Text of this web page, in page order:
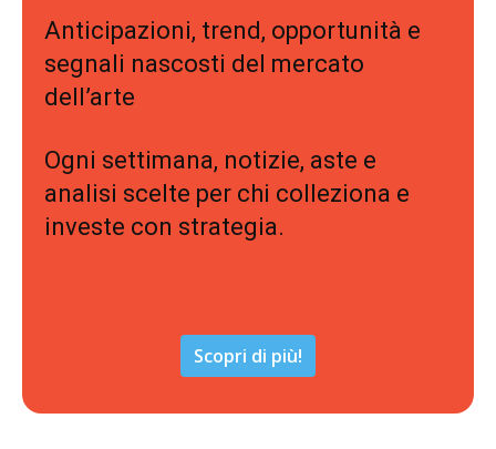
Anticipazioni, trend, opportunità e
segnali nascosti del mercato
dell’arte
Ogni settimana, notizie, aste e
analisi scelte per chi colleziona e
investe con strategia.
Scopri di più!